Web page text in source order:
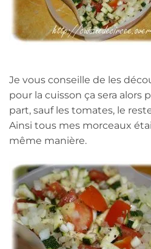
Je vous conseille de les
pour la cuisson ça sera alors
part, sauf les tomates, le
Ainsi tous mes morceaux
même manière.